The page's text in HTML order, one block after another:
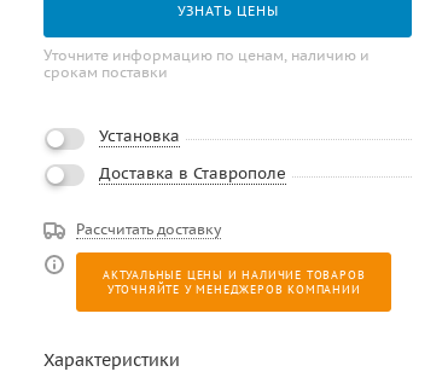
УЗНАТЬ ЦЕНЫ
Уточните информацию по ценам, наличию и
срокам поставки
Установка
Доставка в Ставрополе
Рассчитать доставку
АКТУАЛЬНЫЕ ЦЕНЫ И НАЛИЧИЕ ТОВАРОВ
УТОЧНЯЙТЕ У МЕНЕДЖЕРОВ КОМПАНИИ
Характеристики